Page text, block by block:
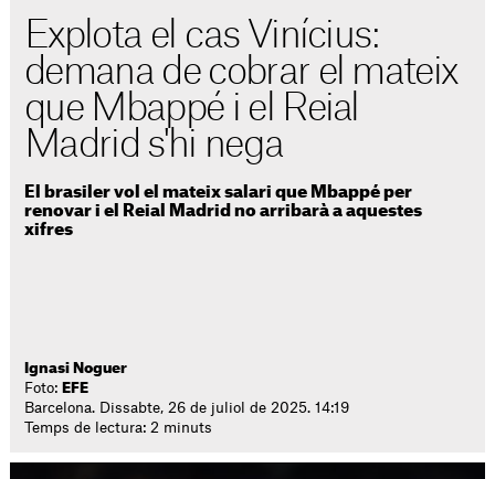
Explota el cas Vinícius:
demana de cobrar el mateix
que Mbappé i el Reial
Madrid s'hi nega
El brasiler vol el mateix salari que Mbappé per
renovar i el Reial Madrid no arribarà a aquestes
xifres
Ignasi Noguer
Foto: EFE
Barcelona. Dissabte, 26 de juliol de 2025. 14:19
Temps de lectura: 2 minuts